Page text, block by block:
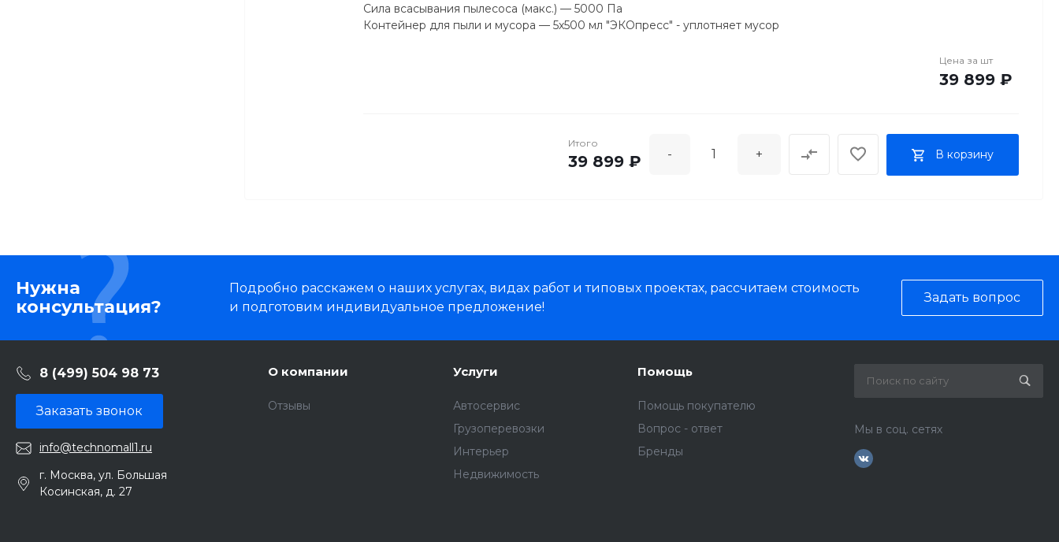
Сила всасывания пылесоса (макс.) — 5000 Па
Контейнер для пыли и мусора — 5х500 мл "ЭКОпресс" - уплотняет мусор
Цена за шт
39 899 ₽
Итого
39 899 ₽ - + В корзину
Нужна
консультация?
Подробно расскажем о наших услугах, видах работ и типовых проектах, рассчитаем стоимость
и подготовим индивидуальное предложение!
Задать вопрос
8 (499) 504 98 73
Заказать звонок
info@technomall1.ru
г. Москва, ул. Большая
Косинская, д. 27
О компании
Отзывы
Услуги
Автосервис
Грузоперевозки
Интерьер
Недвижимость
Помощь
Помощь покупателю
Вопрос - ответ
Бренды
Мы в соц. сетях